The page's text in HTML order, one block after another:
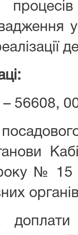
56608,
№ 15